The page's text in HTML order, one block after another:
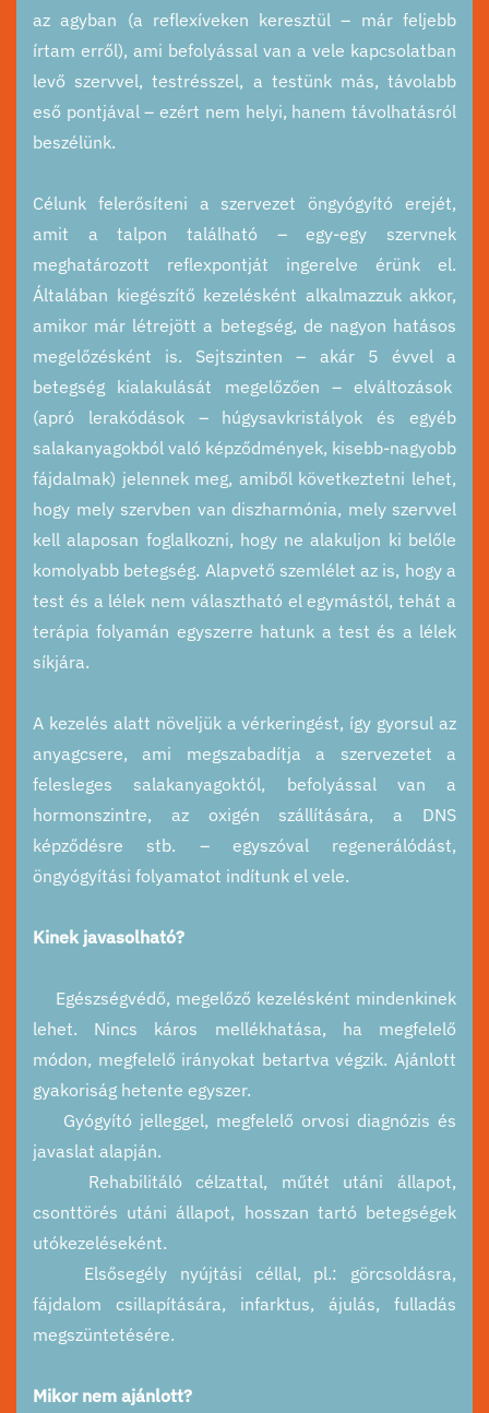
az agyban (a reflexíveken keresztül – már feljebb
írtam erről), ami befolyással van a vele kapcsolatban
levő szervvel, testrésszel, a testünk más, távolabb
eső pontjával – ezért nem helyi, hanem távolhatásról
beszélünk.
Célunk felerősíteni a szervezet öngyógyító erejét,
amit a talpon található – egy-egy szervnek
meghatározott reflexpontját ingerelve érünk el.
Általában kiegészítő kezelésként alkalmazzuk akkor,
amikor már létrejött a betegség, de nagyon hatásos
megelőzésként is. Sejtszinten – akár 5 évvel a
betegség kialakulását megelőzően – elváltozások
(apró lerakódások – húgysavkristályok és egyéb
salakanyagokból való képződmények, kisebb-nagyobb
fájdalmak) jelennek meg, amiből következtetni lehet,
hogy mely szervben van diszharmónia, mely szervvel
kell alaposan foglalkozni, hogy ne alakuljon ki belőle
komolyabb betegség. Alapvető szemlélet az is, hogy a
test és a lélek nem választható el egymástól, tehát a
terápia folyamán egyszerre hatunk a test és a lélek
síkjára.
A kezelés alatt növeljük a vérkeringést, így gyorsul az
anyagcsere, ami megszabadítja a szervezetet a
felesleges salakanyagoktól, befolyással van a
hormonszintre, az oxigén szállítására, a DNS
képződésre stb. – egyszóval regenerálódást,
öngyógyítási folyamatot indítunk el vele.
Kinek javasolható?
Egészségvédő, megelőző kezelésként mindenkinek
lehet. Nincs káros mellékhatása, ha megfelelő
módon, megfelelő irányokat betartva végzik. Ajánlott
gyakoriság hetente egyszer.
Gyógyító jelleggel, megfelelő orvosi diagnózis és
javaslat alapján.
Rehabilitáló célzattal, műtét utáni állapot,
csonttörés utáni állapot, hosszan tartó betegségek
utókezeléseként.
Elsősegély nyújtási céllal, pl.: görcsoldásra,
fájdalom csillapítására, infarktus, ájulás, fulladás
megszüntetésére.
Mikor nem ajánlott?